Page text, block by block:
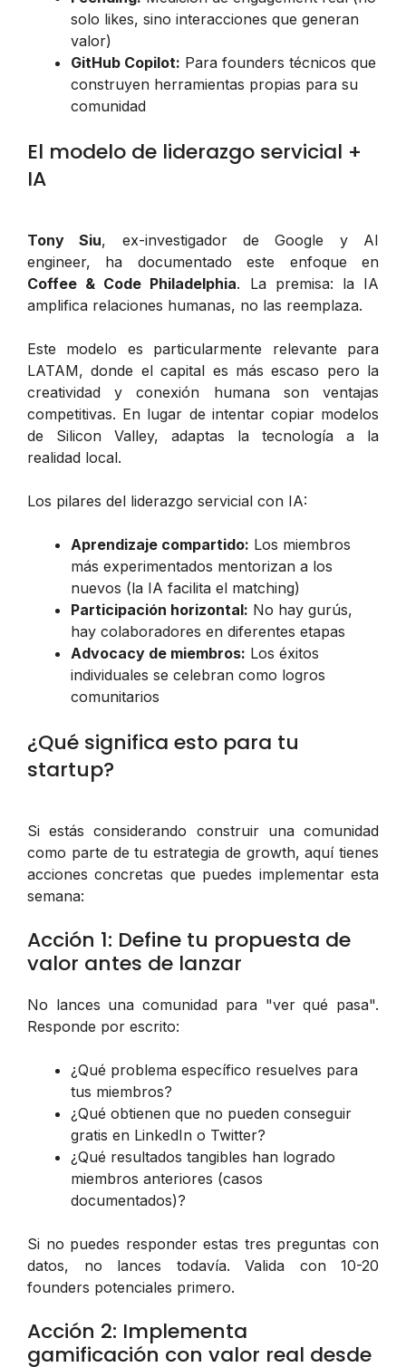
solo likes, sino interacciones que generan
valor)
GitHub Copilot: Para founders técnicos que
construyen herramientas propias para su
comunidad
El modelo de liderazgo servicial +
IA
Tony Siu, ex-investigador de Google y AI
engineer, ha documentado este enfoque en
Coffee & Code Philadelphia. La premisa: la IA
amplifica relaciones humanas, no las reemplaza.
Este modelo es particularmente relevante para
LATAM, donde el capital es más escaso pero la
creatividad y conexión humana son ventajas
competitivas. En lugar de intentar copiar modelos
de Silicon Valley, adaptas la tecnología a la
realidad local.
Los pilares del liderazgo servicial con IA:
Aprendizaje compartido: Los miembros
más experimentados mentorizan a los
nuevos (la IA facilita el matching)
Participación horizontal: No hay gurús,
hay colaboradores en diferentes etapas
Advocacy de miembros: Los éxitos
individuales se celebran como logros
comunitarios
¿Qué significa esto para tu
startup?
Si estás considerando construir una comunidad
como parte de tu estrategia de growth, aquí tienes
acciones concretas que puedes implementar esta
semana:
Acción 1: Define tu propuesta de
valor antes de lanzar
No lances una comunidad para "ver qué pasa".
Responde por escrito:
¿Qué problema específico resuelves para
tus miembros?
¿Qué obtienen que no pueden conseguir
gratis en LinkedIn o Twitter?
¿Qué resultados tangibles han logrado
miembros anteriores (casos
documentados)?
Si no puedes responder estas tres preguntas con
datos, no lances todavía. Valida con 10-20
founders potenciales primero.
Acción 2: Implementa
gamificación con valor real desde